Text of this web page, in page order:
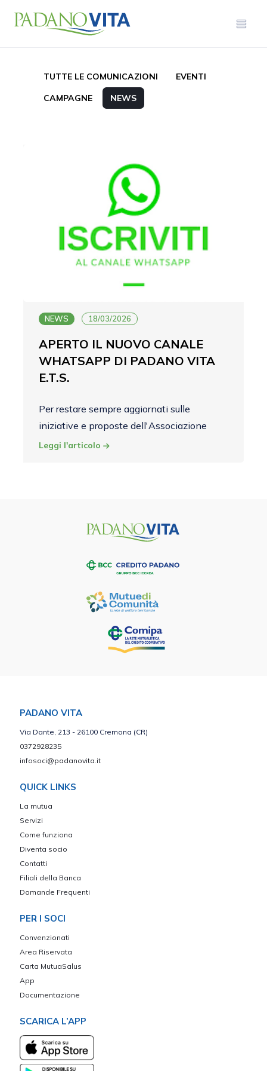
TUTTE LE COMUNICAZIONI EVENTI
CAMPAGNE NEWS
NEWS 18/03/2026
APERTO IL NUOVO CANALE
WHATSAPP DI PADANO VITA
E.T.S.
Per restare sempre aggiornati sulle
iniziative e proposte dell'Associazione
Leggi l'articolo
PADANO VITA
Via Dante, 213 - 26100 Cremona (CR)
0372928235
infosoci@padanovita.it
QUICK LINKS
La mutua
Servizi
Come funziona
Diventa socio
Contatti
Filiali della Banca
Domande Frequenti
PER I SOCI
Convenzionati
Area Riservata
Carta MutuaSalus
App
Documentazione
SCARICA L’APP